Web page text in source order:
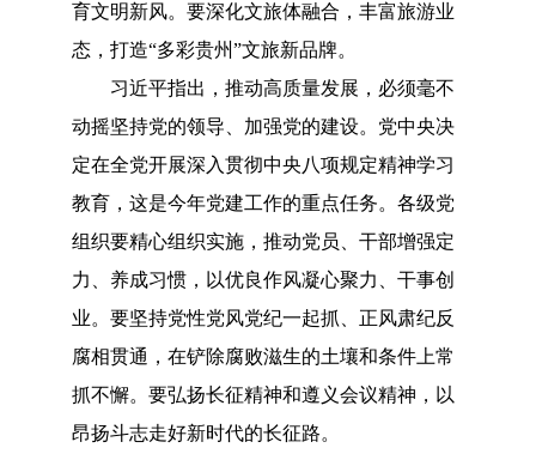
育文明新风。要深化文旅体融合，丰富旅游业
态，打造“多彩贵州”文旅新品牌。
习近平指出，推动高质量发展，必须毫不
动摇坚持党的领导、加强党的建设。党中央决
定在全党开展深入贯彻中央八项规定精神学习
教育，这是今年党建工作的重点任务。各级党
组织要精心组织实施，推动党员、干部增强定
力、养成习惯，以优良作风凝心聚力、干事创
业。要坚持党性党风党纪一起抓、正风肃纪反
腐相贯通，在铲除腐败滋生的土壤和条件上常
抓不懈。要弘扬长征精神和遵义会议精神，以
昂扬斗志走好新时代的长征路。